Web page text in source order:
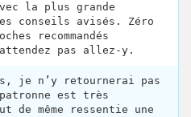
la plus grande
conseils avisés. Zéro
recommandés
pas allez-y.
je n’y retournerai pas
est très
même ressentie une